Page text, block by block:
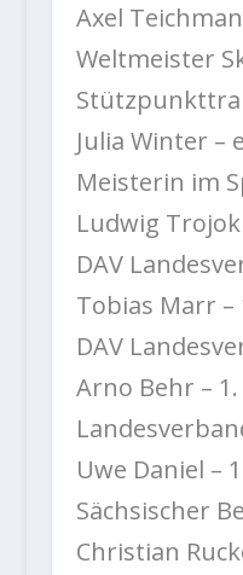
Axel
Weltmeister
Julia Winter –
Meisterin im
Ludwig
DAV
Tobias Marr
DAV
Arno Behr –
Uwe Daniel –
Sächsischer
Christian